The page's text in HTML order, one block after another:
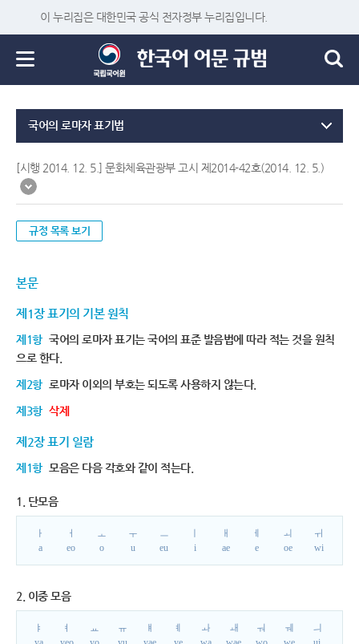
이 누리집은 대한민국 공식 전자정부 누리집입니다.
국어의 로마자 표기법
[시행 2014. 12. 5.] 문화체육관광부 고시 제2014-42호(2014. 12. 5.)
규정 목록 보기
본문
제1장 표기의 기본 원칙
제1항 국어의 로마자 표기는 국어의 표준 발음법에 따라 적는 것을 원칙
으로 한다.
제2항 로마자 이외의 부호는 되도록 사용하지 않는다.
제3항 삭제
제2장 표기 일람
제1항 모음은 다음 각호와 같이 적는다.
1. 단모음
ㅏ
a
ㅓ
eo
ㅗ
o
ㅜ
u
ㅡ
eu
i
ㅐ
ae
ㅔ
e
ㅚ
oe
ㅟ
wi
2. 이중 모음
ㅑ
ㅕ
ㅛ
ㅠ
ㅒ
ㅖ
ㅘ
ㅙ
ㅝ
ㅞ
ㅢ